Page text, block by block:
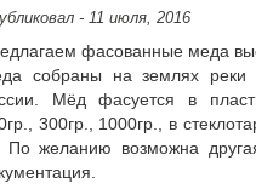
- 11 июля, 2016
фасованные меда
собраны на землях реки
Мёд фасуется в
300гр., 1000гр., в
По желанию возможна